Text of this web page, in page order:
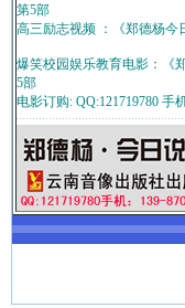
第5部
高三励志视频 ：《郑德杨今
爆笑校园娱乐教育电影：《
5部
电影订购: QQ:121719780 手